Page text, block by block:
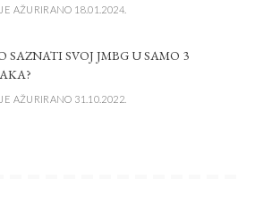
AŽURIRANO 18.01.2024.
SAZNATI SVOJ JMBG U SAMO 3
AŽURIRANO 31.10.2022.